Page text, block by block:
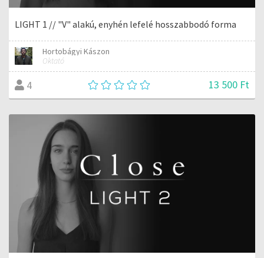
LIGHT 1 // "V" alakú, enyhén lefelé hosszabbodó forma
Hortobágyi Kászon
Oktató
4 13 500 Ft